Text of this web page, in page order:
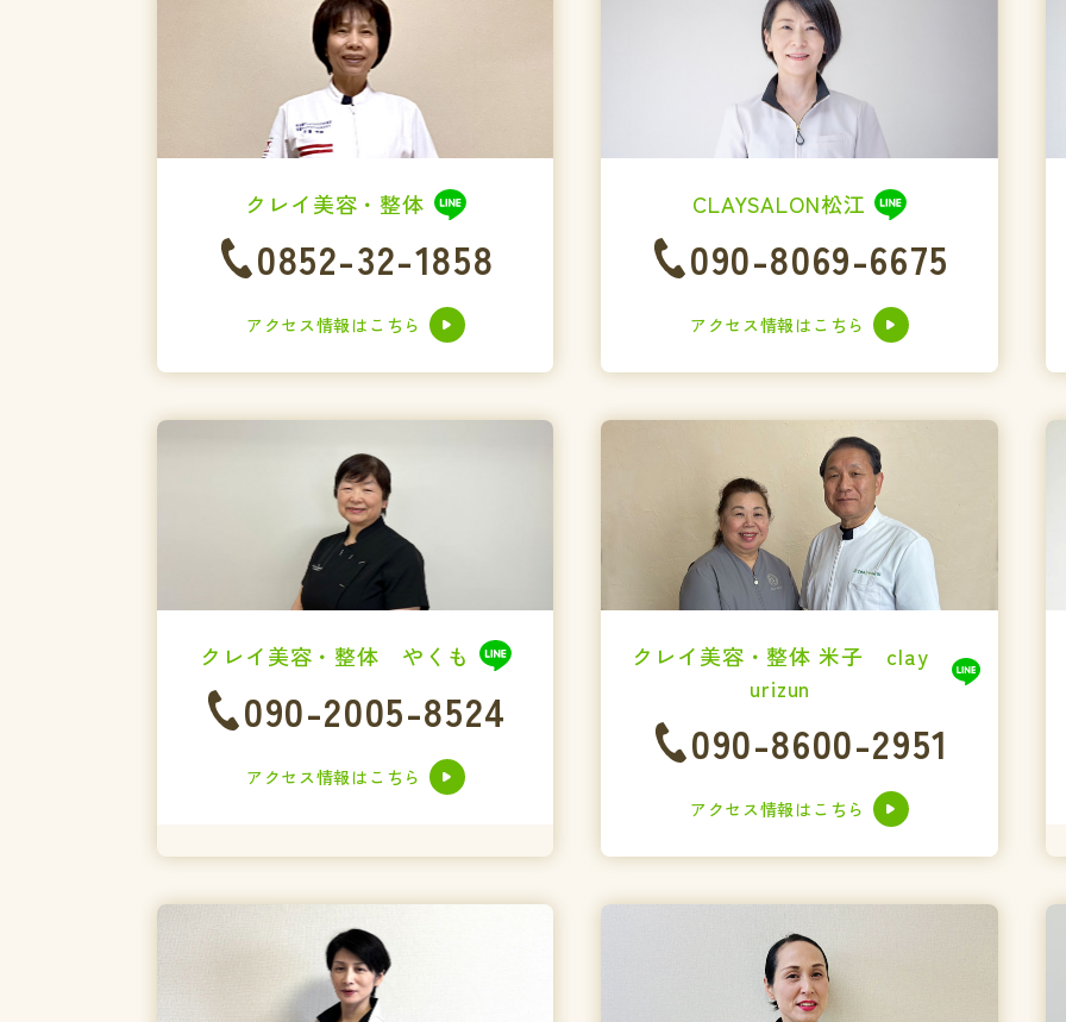
クレイ美容・整体
0852-32-1858
アクセス情報はこちら
CLAYSALON松江
090-8069-6675
アクセス情報はこちら
クレイ美容・整体 やくも
090-2005-8524
アクセス情報はこちら
クレイ美容・整体 米子 clay
urizun
090-8600-2951
アクセス情報はこちら